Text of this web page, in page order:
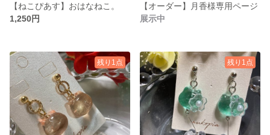
【ねこぴあす】おはなねこ。
1,250円
【オーダー】月香様専用ページ
展示中
残り1点 残り1点